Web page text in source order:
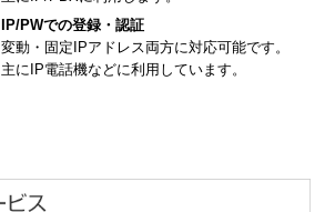
IP/PWでの登録・認証
変動・固定IPアドレス両方に対応可能です。
主にIP電話機などに利用しています。